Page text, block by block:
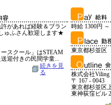
があれば経験＆ブラン
ゅふさん歓迎します★
ースクール」はSTEAM
迎付きの民間学童...
続きを見
る
時給 1300円 ～
東京都杉並区
株式会社Viling
〒 167 - 0043
東京都杉並区
東神荻窪ビル